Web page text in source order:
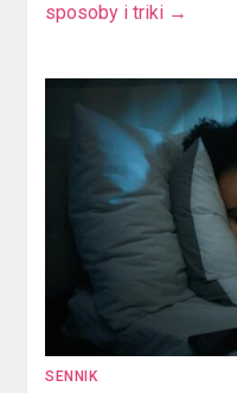
sposoby i triki →
SENNIK